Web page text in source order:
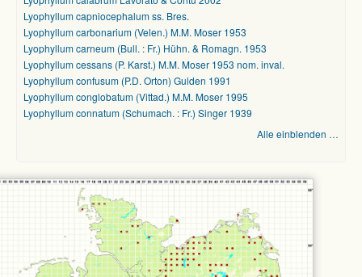
Lyophyllum capniocephalum ss. Bres.
Lyophyllum carbonarium (Velen.) M.M. Moser 1953
Lyophyllum carneum (Bull. : Fr.) Hühn. & Romagn. 1953
Lyophyllum cessans (P. Karst.) M.M. Moser 1953 nom. inval.
Lyophyllum confusum (P.D. Orton) Gulden 1991
Lyophyllum conglobatum (Vittad.) M.M. Moser 1995
Lyophyllum connatum (Schumach. : Fr.) Singer 1939
Alle einblenden …